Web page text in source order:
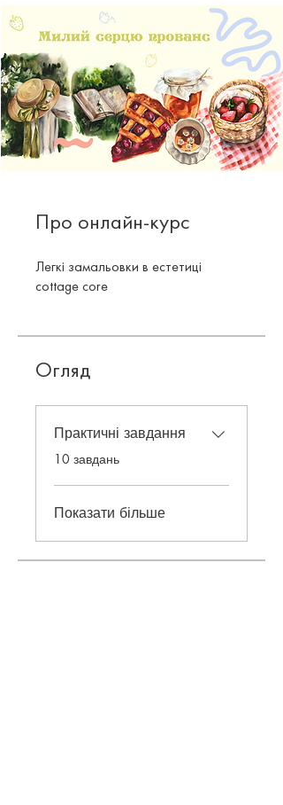
Про онлайн-курс
Легкі замальовки в естетиці
cottage core
Огляд
Практичні завдання
.10 завдань
Показати більше